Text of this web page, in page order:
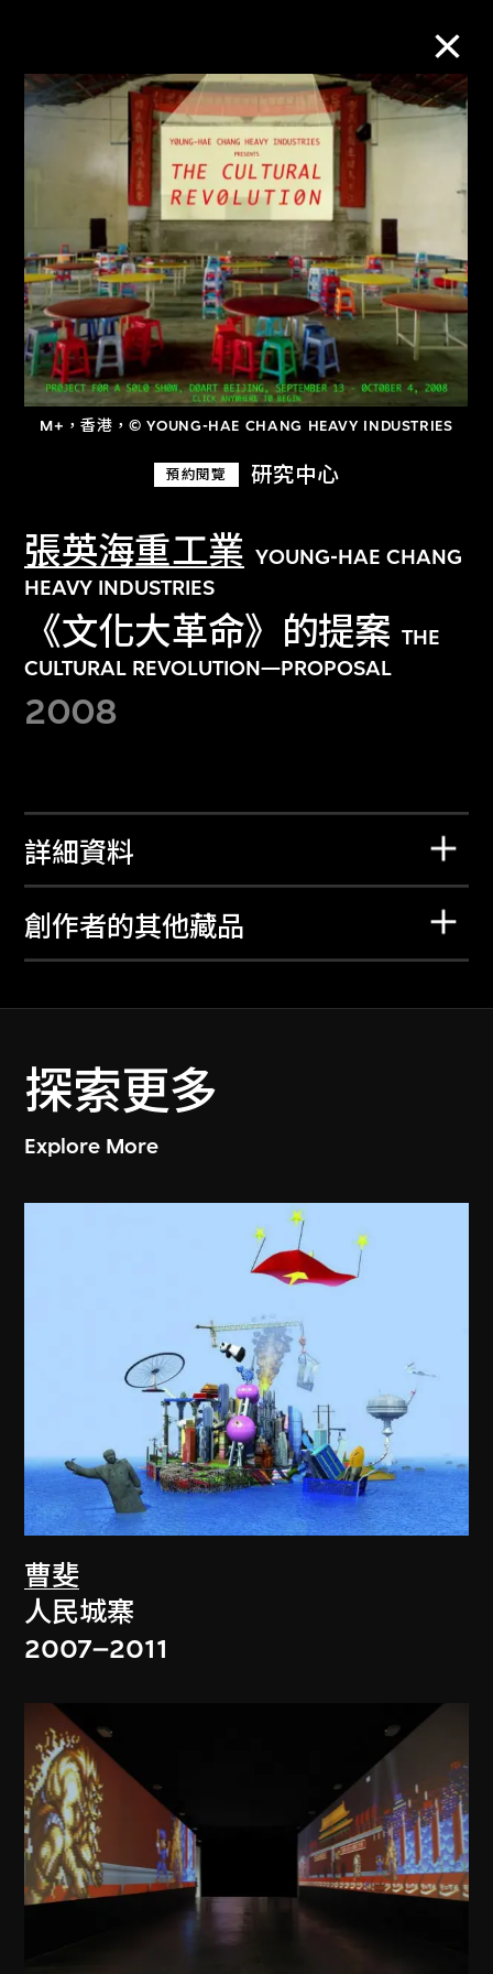
M+，香港，© YOUNG-HAE CHANG HEAVY INDUSTRIES
預約閱覽 研究中心
張英海重工業 YOUNG-HAE CHANG
HEAVY INDUSTRIES
《文化大革命》的提案 THE
CULTURAL REVOLUTION—PROPOSAL
2008
詳細資料
創作者的其他藏品
探索更多
Explore More
曹斐
人民城寨
2007–2011
M+藏品
進一步篩選 搜索
關於M+藏品
探索世界頂級的二十及二十一世紀視覺